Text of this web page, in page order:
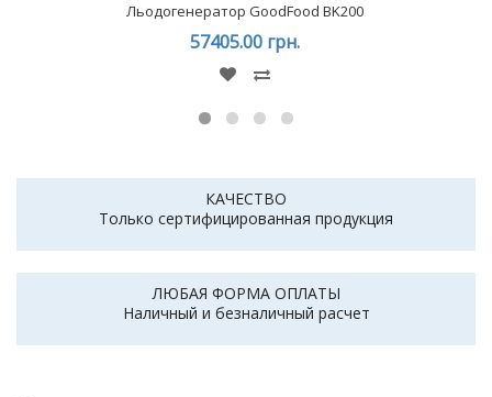
Льодогенератор GoodFood BK200
57405.00 грн.
КАЧЕСТВО
Только сертифицированная продукция
ЛЮБАЯ ФОРМА ОПЛАТЫ
Наличный и безналичный расчет